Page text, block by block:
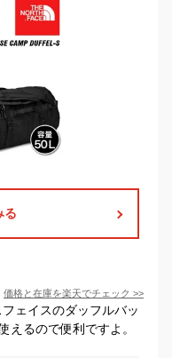
る
価格と在庫を楽天でチェック >>
ェイスのダッフルバッ
るので便利ですよ。